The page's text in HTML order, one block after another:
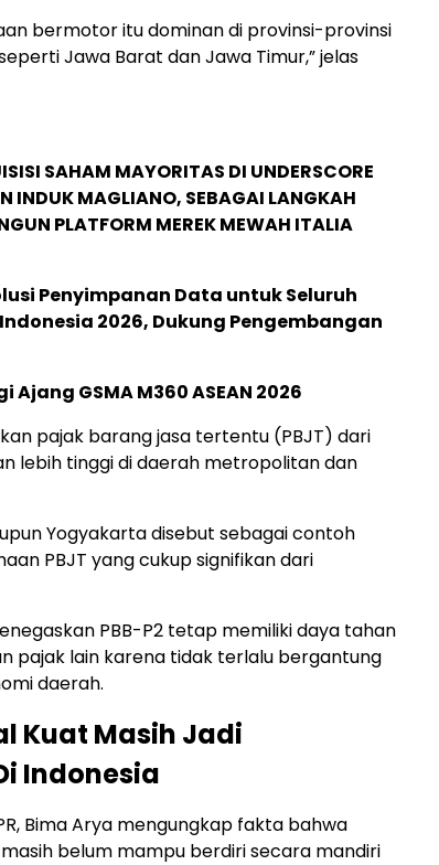
bermotor itu dominan di provinsi-provinsi
Jawa Barat dan Jawa Timur,” jelas
SAHAM MAYORITAS DI UNDERSCORE
INDUK MAGLIANO, SEBAGAI LANGKAH
PLATFORM MEREK MEWAH ITALIA
Penyimpanan Data untuk Seluruh
2026, Dukung Pengembangan
GSMA M360 ASEAN 2026
pajak barang jasa tertentu (PBJT) dari
lebih tinggi di daerah metropolitan dan
Yogyakarta disebut sebagai contoh
PBJT yang cukup signifikan dari
PBB-P2 tetap memiliki daya tahan
pajak lain karena tidak terlalu bergantung
daerah.
Kuat Masih Jadi
Indonesia
Bima Arya mengungkap fakta bahwa
belum mampu berdiri secara mandiri